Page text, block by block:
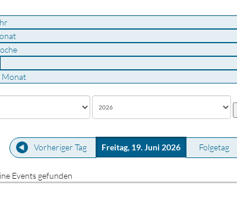
Monat
Vorheriger Tag Freitag, 19. Juni 2026 Folgetag
Events gefunden